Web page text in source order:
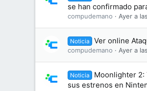
se han confirmado
compudemano Ayer a
Noticia Ver online
compudemano Ayer a
Noticia
Moonlighter 2:
sus estrenos en